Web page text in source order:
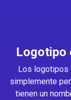
Logotipo
Los logotipos
simplemente
tienen un